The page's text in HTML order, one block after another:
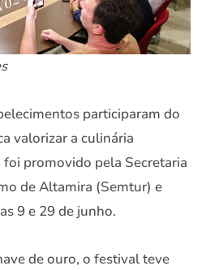
participaram do
valorizar a culinária
promovido pela Secretaria
de Altamira (Semtur) e
9 e 29 de junho.
de ouro, o festival teve